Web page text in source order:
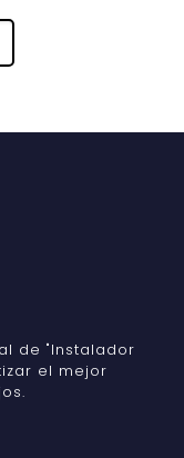
de "Instalador
el mejor